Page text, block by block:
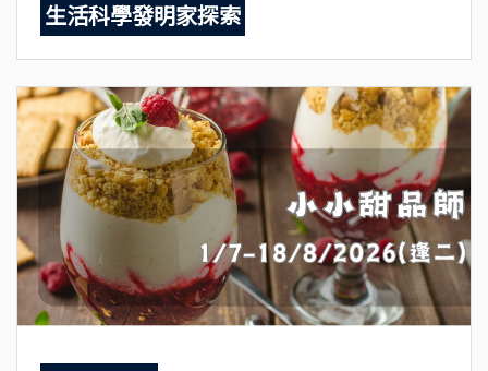
生活科學發明家探索